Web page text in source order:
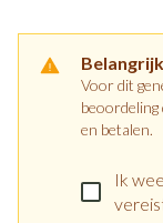
Voor dit
en betalen.
Ik